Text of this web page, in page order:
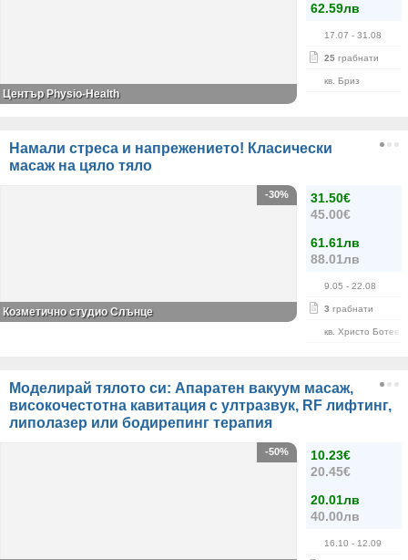
62.59лв
17.07 - 31.08
25 грабнати
кв. Бриз
Център Physio-Health
Намали стреса и напрежението! Класически
масаж на цяло тяло
31.50€
45.00€
61.61лв
88.01лв
9.05 - 22.08
3 грабнати
кв. Христо Ботев
-30%
Козметично студио Слънце
Моделирай тялото си: Апаратен вакуум масаж,
високочестотна кавитация с ултразвук, RF лифтинг,
липолазер или бодирепинг терапия
10.23€
20.45€
20.01лв
40.00лв
16.10 - 12.09
-50%